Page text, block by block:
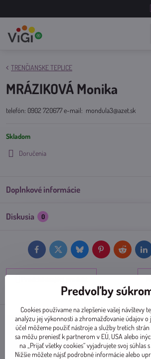
TRENČIANSKE TEPLICE
MRÁZIKOVÁ Monika
telefón: 0902 720677 e-mail: mondula3@azet.sk
Skladom
Doručenia
Doplnkové informácie
Diskusia 0
FacebookTwitter BlueskyPinterestReddit
Predvoľby
Cookies používame na zlepšenie vašej návštevy
analýzu jej výkonnosti a zhromažďovanie údajov o
účel môžeme použiť nástroje a služby tretích
sa môžu preniesť k partnerom v EÚ, USA alebo
na „Prijať všetky cookies“ vyjadrujete svoj súhlas
Nižšie môžete nájsť podrobné informácie alebo